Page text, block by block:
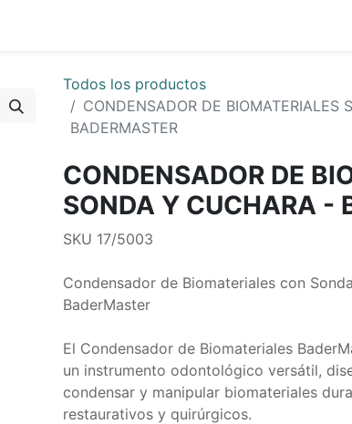
Todos los productos
CONDENSADOR DE BIOMATERIALES
BADERMASTER
CONDENSADOR DE
SONDA Y CUCHARA -
SKU 17/5003
Condensador de Biomateriales con
BaderMaster
El Condensador de Biomateriales
un instrumento odontológico versátil,
condensar y manipular biomateriales
restaurativos y quirúrgicos.